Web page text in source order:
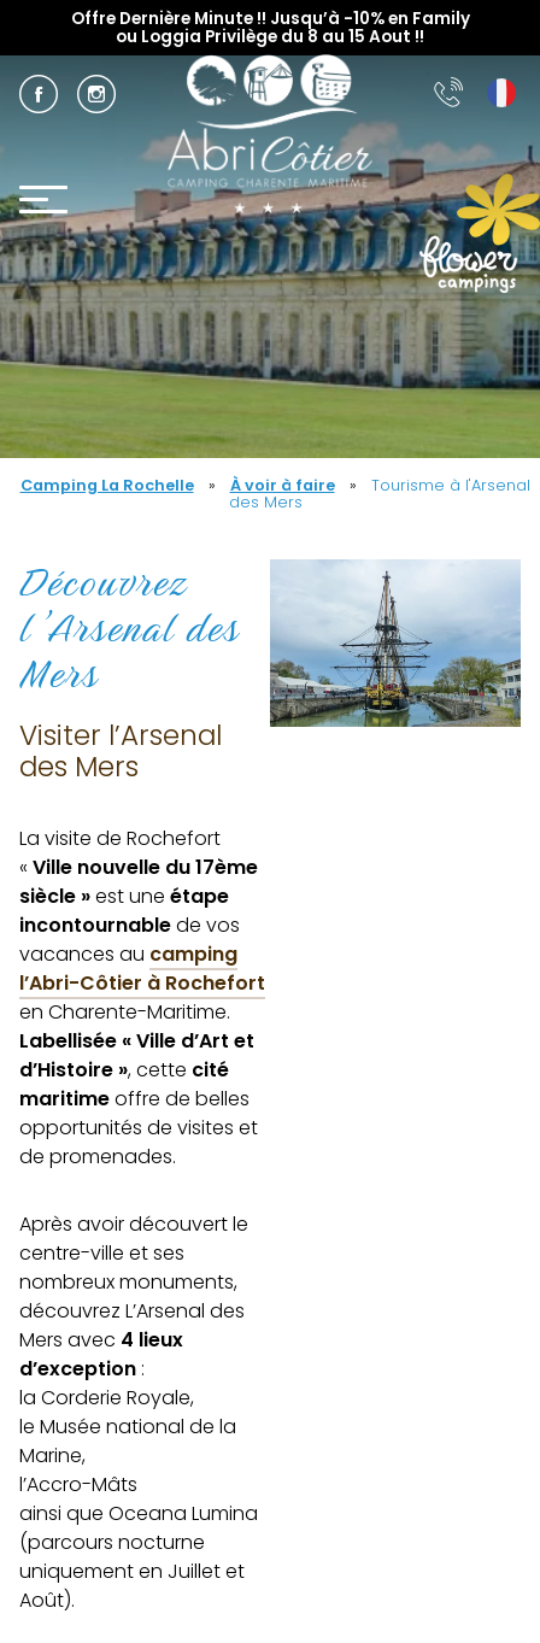
Offre Dernière Minute !! Jusqu’à -10% en Family
ou Loggia Privilège du 8 au 15 Aout !!
Camping La Rochelle » À voir à faire »
Tourisme à l'Arsenal
des Mers
Découvrez
l’Arsenal des
Mers
Visiter l’Arsenal
des Mers
La visite de Rochefort
« Ville nouvelle du 17ème
siècle »est une étape
incontournablede vos
vacances au camping
l’Abri-Côtier à Rochefort
en Charente-Maritime.
Labellisée « Ville d’Art et
d’Histoire », cette cité
maritimeoffre de belles
opportunités de visites et
de promenades.
Après avoir découvert le
centre-ville et ses
nombreux monuments,
découvrez L’Arsenal des
Mers avec 4 lieux
d’exception :
la Corderie Royale,
le Musée national de la
Marine,
l’Accro-Mâts
ainsi que Oceana Lumina
(parcours nocturne
uniquement en Juillet et
Août).